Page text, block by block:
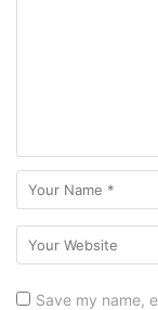
Save my name,